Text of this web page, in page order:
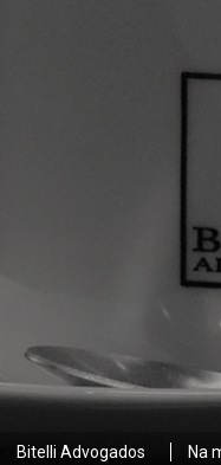
Bitelli Advogados Na